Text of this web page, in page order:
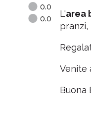
L'area
pranzi,
Venite
Buona
0.0
0.0